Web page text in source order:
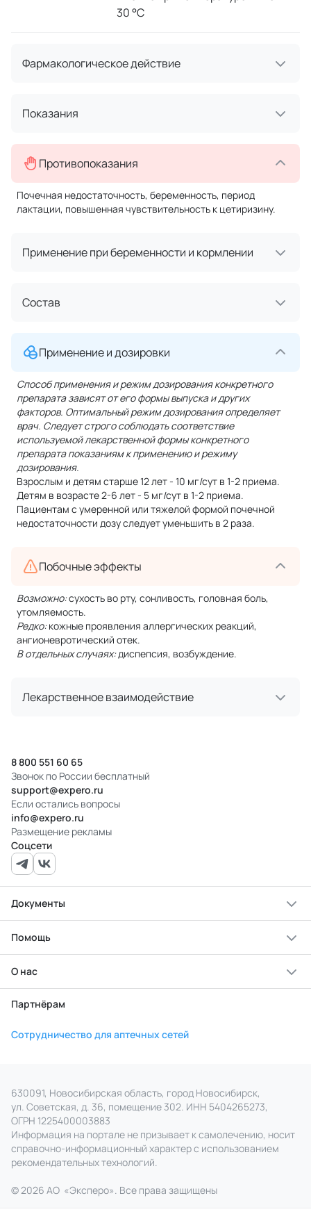
30 °С
Фармакологическое действие
Показания
Противопоказания
Почечная недостаточность, беременность, период
лактации, повышенная чувствительность к цетиризину.
Применение при беременности и кормлении
Состав
Применение и дозировки
Способ применения и режим дозирования конкретного
препарата зависят от его формы выпуска и других
факторов. Оптимальный режим дозирования определяет
врач. Следует строго соблюдать соответствие
используемой лекарственной формы конкретного
препарата показаниям к применению и режиму
дозирования.
Взрослым и детям старше 12 лет - 10 мг/сут в 1-2 приема.
Детям в возрасте 2-6 лет - 5 мг/сут в 1-2 приема.
Пациентам с умеренной или тяжелой формой почечной
недостаточности дозу следует уменьшить в 2 раза.
Побочные эффекты
Возможно:сухость во рту, сонливость, головная боль,
утомляемость.
Редко:кожные проявления аллергических реакций,
ангионевротический отек.
В отдельных случаях:диспепсия, возбуждение.
Лекарственное взаимодействие
8 800 551 60 65
Звонок по России бесплатный
support@expero.ru
Если остались вопросы
info@expero.ru
Размещение рекламы
Соцсети
Документы
Помощь
О нас
Партнёрам
Сотрудничество для аптечных сетей
630091, Новосибирская область, город Новосибирск,
ул. Советская, д. 36, помещение 302. ИНН 5404265273,
ОГРН 1225400003883
Информация на портале не призывает к самолечению, носит
справочно‑информационный характер с использованием
рекомендательных технологий.
© 2026 АО «Эксперо». Все права защищены